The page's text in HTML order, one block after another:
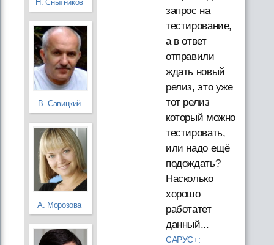
Н. Снытников
В. Савицкий
А. Морозова
запрос на
тестирование,
а в ответ
отправили
ждать новый
релиз, это уже
тот релиз
который можно
тестировать,
или надо ещё
подождать?
Насколько
хорошо
работатет
данный...
САРУС+: